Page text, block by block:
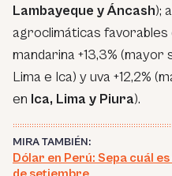
Lambayeque y Áncash);
agroclimáticas favorables
mandarina +13,3%
Lima e Ica) y uva +12,2%
en Ica, Lima y Piura).
MIRA TAMBIÉN:
Dólar en Perú: Sepa cuál